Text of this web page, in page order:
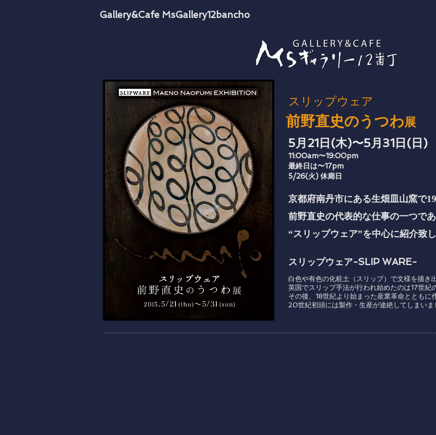
​Gallery &Cafe MsGallery12bancho
白色や有色の化粧土（スリップ）で文様を描き
英国でスリップ手法が行われ始めたのは17世紀
その後、18世紀より始まった産業革命とともに
20世紀初頭には製作・生産が途絶してしまいま
スリップウェア-SLIP WARE-
京都府南丹市にある生畑皿山窯で19
前野直史の代表的な仕事の一つで
“スリップウェア”を中心に紹介致し
5月21日(木)〜5月31日(日)
11:00am〜19:00pm
最終日は〜17pm
5/26(火) 休廊日
スリップウェア
前野直史のうつわ展